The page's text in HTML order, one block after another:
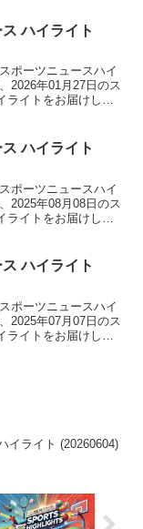
す。さらに、キタ
ハイライト
ポーツニュースハイ
2026年01月27日のス
ライトをお届けしま
々なニュースが...
ハイライト
ポーツニュースハイ
2025年08月08日のス
イトをお届けしま
が手術へ。さらに、
ハイライト
ポーツニュースハイ
2025年07月07日のス
イトをお届けしま
イライト (20260604)